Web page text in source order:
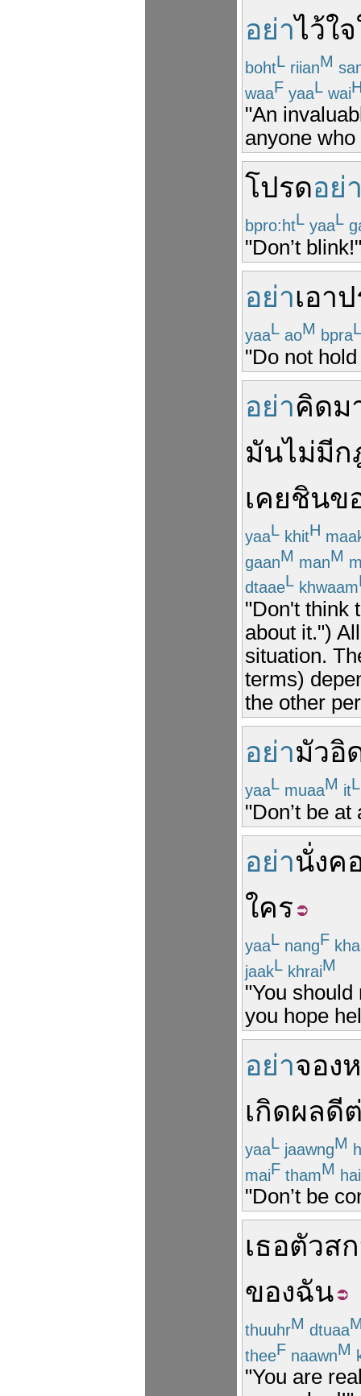
อย่าไว้ใจ
bohtL riianM
waaF yaaL wai
"An
anyone
โปรดอย่
bpro:htL yaaL
"Don’t blink!"
อย่าเอาป
yaaL aoM bpraL
"Do not
อย่าคิดม
มันไม่มีก
เคยชินข
yaaL khitH
gaanM manM
dtaaeL khwaam
"Don't think
about it.")
situation.
terms)
the other
อย่ามัวอิ
yaaL muaaM itL
"Don’t be
อย่านั่งค
ใคร
yaaL nangF
jaakL khraiM
"You
you hope
อย่าจอง
เกิดผลดี
yaaL jaawngM
maiF thamM hai
"Don’t be
เธอตัวส
ของฉัน
thuuhrM dtuaa
theeF naawnM
"You are